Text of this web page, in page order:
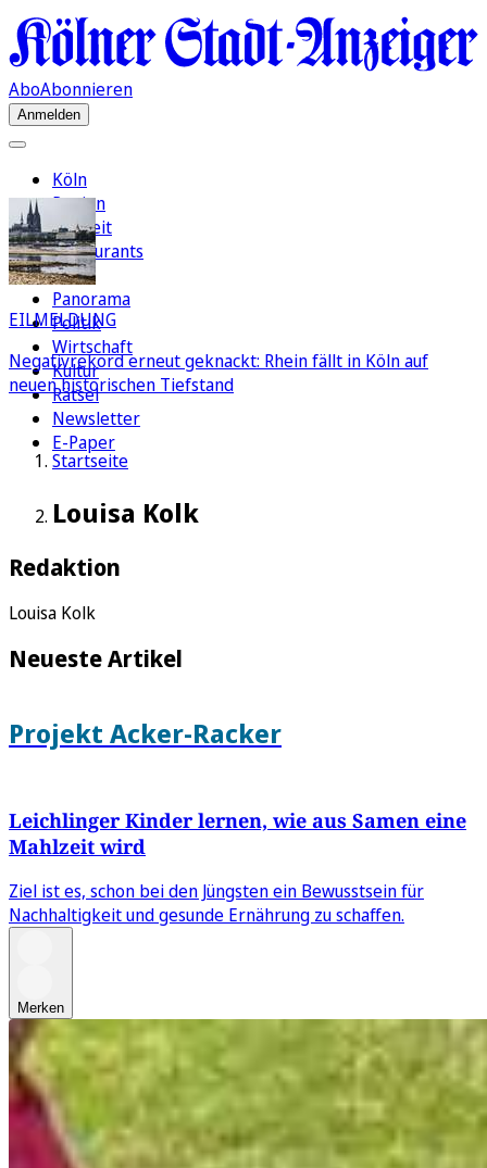
AboAbonnieren
Anmelden
Köln
Region
Freizeit
Restaurants
FC
Panorama
Politik
Wirtschaft
Kultur
Rätsel
Newsletter
E-Paper
EILMELDUNG
Negativrekord erneut geknackt: Rhein fällt in Köln auf
neuen historischen Tiefstand
Startseite
Louisa Kolk
Redaktion
Louisa Kolk
Neueste Artikel
Projekt Acker-Racker
Leichlinger Kinder lernen, wie aus Samen eine
Mahlzeit wird
Ziel ist es, schon bei den Jüngsten ein Bewusstsein für
Nachhaltigkeit und gesunde Ernährung zu schaffen.
Merken